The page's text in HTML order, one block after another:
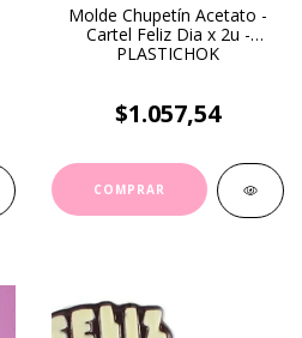
Molde Chupetín Acetato -
Cartel Feliz Dia x 2u -
PLASTICHOK
$1.057,54